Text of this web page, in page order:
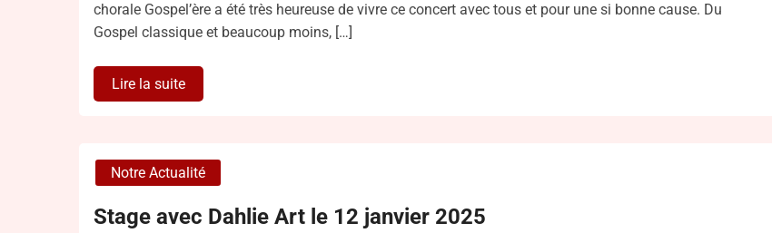
chorale Gospel’ère a été très heureuse de vivre ce concert avec tous et pour une si bonne cause. Du
Gospel classique et beaucoup moins, […]
Lire la suite
Notre Actualité
Stage avec Dahlie Art le 12 janvier 2025